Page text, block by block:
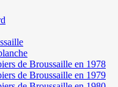
de Broussaille en 1978
de Broussaille en 1979